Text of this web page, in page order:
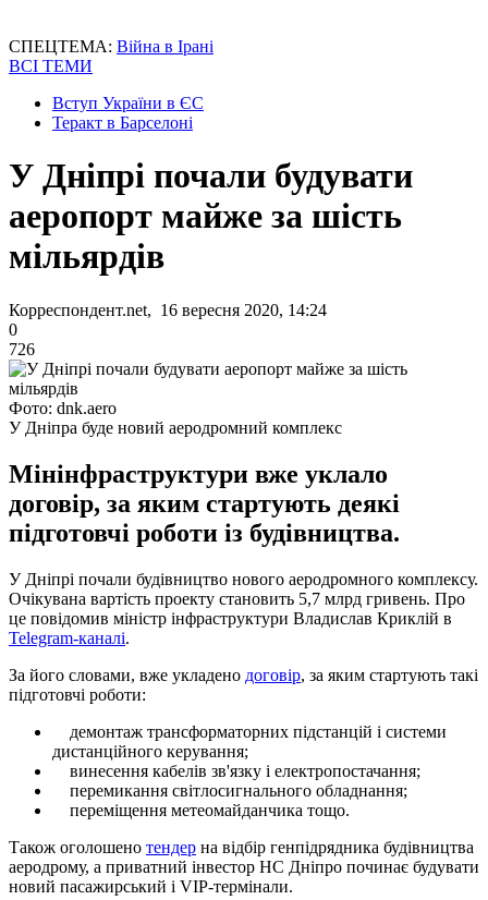
СПЕЦТЕМА: Війна в Ірані
ВСІ ТЕМИ
Вступ України в ЄС
Теракт в Барселоні
У Дніпрі почали будувати
аеропорт майже за шість
мільярдів
Корреспондент.net, 16 вересня 2020, 14:24
0
726
Фото: dnk.aero
У Дніпра буде новий аеродромний комплекс
Мінінфраструктури вже уклало
договір, за яким стартують деякі
підготовчі роботи із будівництва.
У Дніпрі почали будівництво нового аеродромного комплексу.
Очікувана вартість проекту становить 5,7 млрд гривень. Про
це повідомив міністр інфраструктури Владислав Криклій в
Telegram-каналі.
За його словами, вже укладено договір, за яким стартують такі
підготовчі роботи:
демонтаж трансформаторних підстанцій і системи
дистанційного керування;
винесення кабелів зв'язку і електропостачання;
перемикання світлосигнального обладнання;
переміщення метеомайданчика тощо.
Також оголошено тендер на відбір генпідрядника будівництва
аеродрому, а приватний інвестор НС Дніпро починає будувати
новий пасажирський і VIP-термінали.